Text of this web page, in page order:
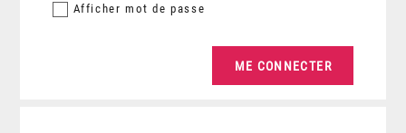
Afficher mot de passe